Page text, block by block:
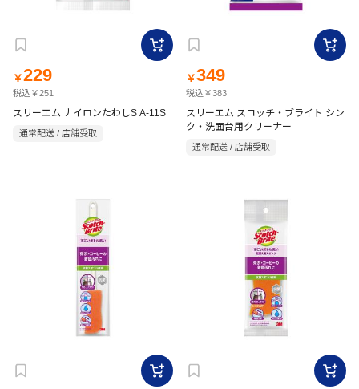
￥229
税込￥251
スリーエム ナイロンたわしS A-11S
通常配送 / 店舗受取
￥349
税込￥383
スリーエム スコッチ・ブライト シン
ク・洗面台用クリーナー
通常配送 / 店舗受取